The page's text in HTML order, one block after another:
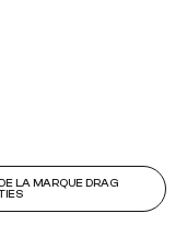
LA MARQUE DRAG